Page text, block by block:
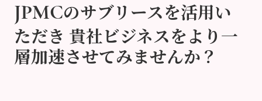
JPMCのサブリースを活用い
ただき 貴社ビジネスをより一
層加速させてみませんか？